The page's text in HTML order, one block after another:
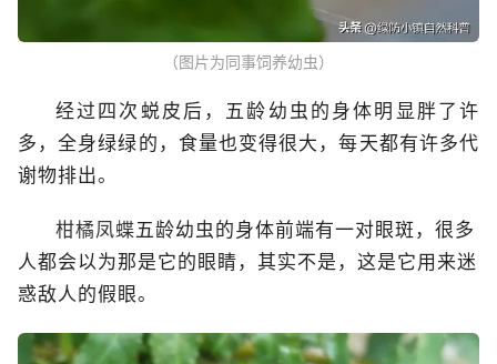
（图片为同事饲养幼虫）
经过四次蜕皮后，五龄幼虫的身体明显胖了许
多，全身绿绿的，食量也变得很大，每天都有许多代
谢物排出。
柑橘凤蝶五龄幼虫的身体前端有一对眼斑，很多
人都会以为那是它的眼睛，其实不是，这是它用来迷
惑敌人的假眼。